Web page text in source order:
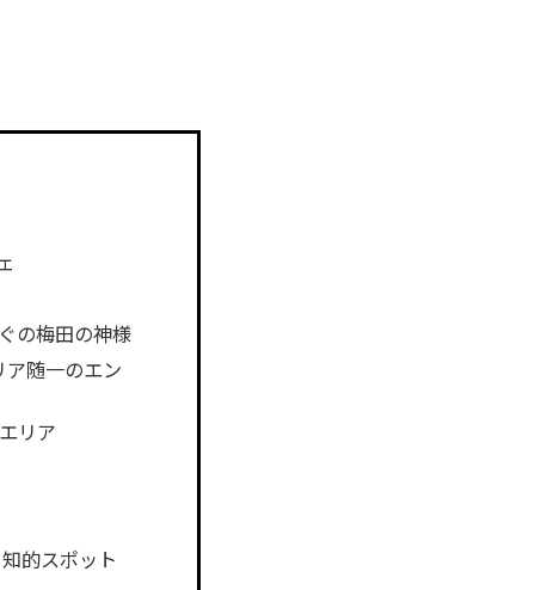
の梅田の神様
随一のエン
リア
的スポット